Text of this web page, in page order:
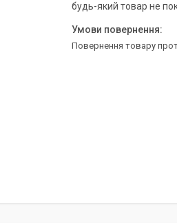
будь-який товар не
повернення товару